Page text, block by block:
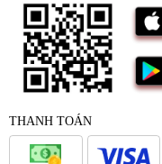
THANH TOÁN